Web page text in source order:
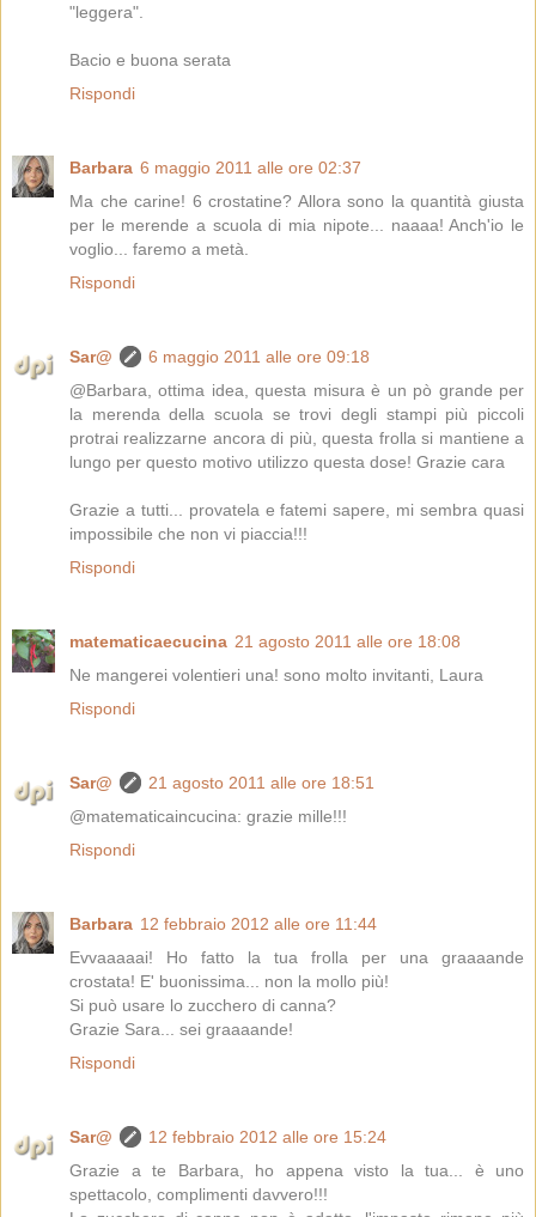
"leggera".
Bacio e buona serata
Rispondi
Barbara 6 maggio 2011 alle ore 02:37
Ma che carine! 6 crostatine? Allora sono la quantità giusta
per le merende a scuola di mia nipote... naaaa! Anch'io le
voglio... faremo a metà.
Rispondi
Sar@
6 maggio 2011 alle ore 09:18
@Barbara, ottima idea, questa misura è un pò grande per
la merenda della scuola se trovi degli stampi più piccoli
protrai realizzarne ancora di più, questa frolla si mantiene a
lungo per questo motivo utilizzo questa dose! Grazie cara
Grazie a tutti... provatela e fatemi sapere, mi sembra quasi
impossibile che non vi piaccia!!!
Rispondi
matematicaecucina 21 agosto 2011 alle ore 18:08
Ne mangerei volentieri una! sono molto invitanti, Laura
Rispondi
Sar@
21 agosto 2011 alle ore 18:51
@matematicaincucina: grazie mille!!!
Rispondi
Barbara 12 febbraio 2012 alle ore 11:44
Evvaaaaai! Ho fatto la tua frolla per una graaaande
crostata! E' buonissima... non la mollo più!
Si può usare lo zucchero di canna?
Grazie Sara... sei graaaande!
Rispondi
Sar@
12 febbraio 2012 alle ore 15:24
Grazie a te Barbara, ho appena visto la tua... è uno
spettacolo, complimenti davvero!!!